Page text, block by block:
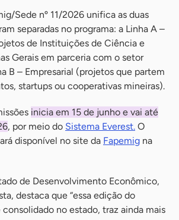
Sede nº 11/2026 unifica as duas
separadas no programa: a Linha A –
de Instituições de Ciência e
Gerais em parceria com o setor
B – Empresarial (projetos que partem
startups ou cooperativas mineiras).
inicia em 15 de junho e vai até
, por meio do Sistema Everest. O
disponível no site da Fapemig na
de Desenvolvimento Econômico,
destaca que “essa edição do
consolidado no estado, traz ainda mais